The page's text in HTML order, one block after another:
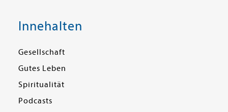
Innehalten
Gesellschaft
Gutes Leben
Spiritualität
Podcasts